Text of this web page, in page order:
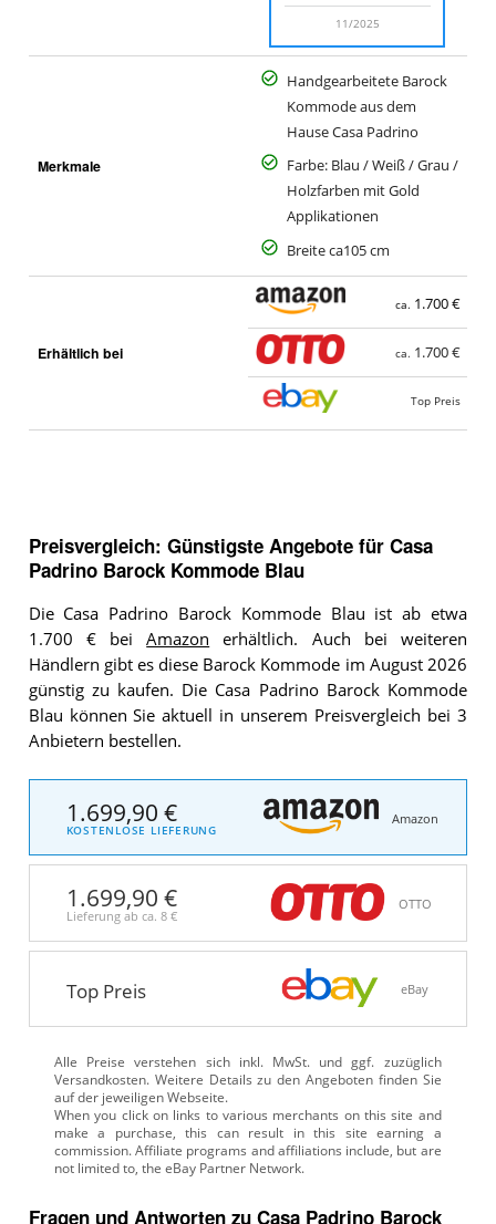
11/2025
Merkmale
Handgearbeitete Barock
Kommode aus dem
Hause Casa Padrino
Farbe: Blau / Weiß / Grau /
Holzfarben mit Gold
Applikationen
Breite ca105 cm
Erhältlich bei
ca. 1.700 €
ca. 1.700 €
Top Preis
Preisvergleich: Günstigste Angebote für Casa
Padrino Barock Kommode Blau
Die Casa Padrino Barock Kommode Blau ist ab etwa
1.700 € beiAmazon erhältlich. Auch bei weiteren
Händlern gibt es diese Barock Kommode im August 2026
günstig zu kaufen. Die Casa Padrino Barock Kommode
Blau können Sie aktuell in unserem Preisvergleich bei 3
Anbietern bestellen.
1.699,90 €
KOSTENLOSE LIEFERUNG
Amazon
1.699,90 €
Lieferung ab ca. 8 €
OTTO
Top Preis eBay
Alle Preise verstehen sich inkl. MwSt. und ggf. zuzüglich
Versandkosten. Weitere Details zu den Angeboten finden Sie
auf der jeweiligen Webseite.
Fragen und Antworten zu Casa Padrino Barock